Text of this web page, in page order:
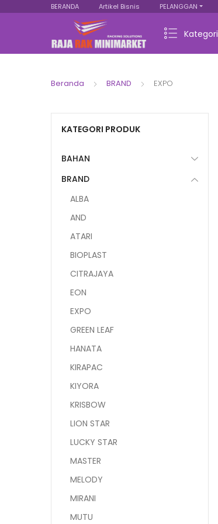
BERANDA Artikel Bisnis PELANGGAN
Kategori
Beranda BRAND EXPO
KATEGORI PRODUK
BAHAN
BRAND
ALBA
AND
ATARI
BIOPLAST
CITRAJAYA
EON
EXPO
GREEN LEAF
HANATA
KIRAPAC
KIYORA
KRISBOW
LION STAR
LUCKY STAR
MASTER
MELODY
MIRANI
MUTU